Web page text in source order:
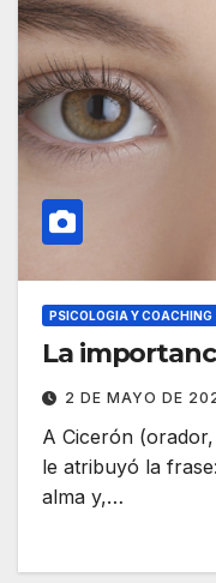
PSICOLOGIA Y COACHING
La
2 DE MAYO DE
A Cicerón
le atribuyó la
alma y,…